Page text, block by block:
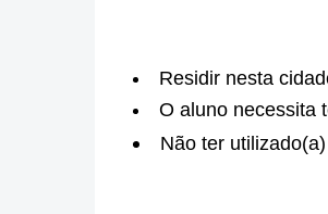
Residir nesta
O aluno necessita
Não ter